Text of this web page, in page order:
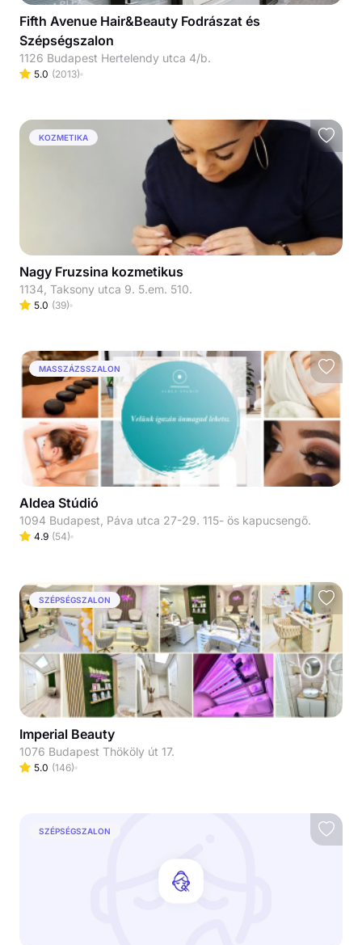
Fifth Avenue Hair&Beauty Fodrászat és
Szépségszalon
1126 Budapest Hertelendy utca 4/b.
5.0 (2013)
KOZMETIKA
Nagy Fruzsina kozmetikus
1134, Taksony utca 9. 5.em. 510.
5.0 (39)
MASSZÁZSSZALON
Aldea Stúdió
1094 Budapest, Páva utca 27-29. 115- ös kapucsengő.
4.9 (54)
SZÉPSÉGSZALON
Imperial Beauty
1076 Budapest Thököly út 17.
5.0 (146)
SZÉPSÉGSZALON